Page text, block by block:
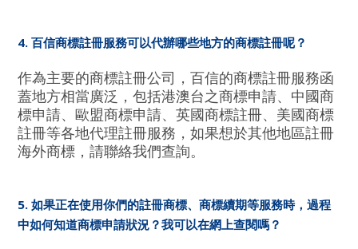
4. 百信商標註冊服務可以代辦哪些地方的商標註冊呢？
作為主要的商標註冊公司，百信的商標註冊服務函
蓋地方相當廣泛，包括港澳台之商標申請、中國商
標申請、歐盟商標申請、英國商標註冊、美國商標
註冊等各地代理註冊服務，如果想於其他地區註冊
海外商標，請聯絡我們查詢。
5. 如果正在使用你們的註冊商標、商標續期等服務時，過程
中如何知道商標申請狀況？我可以在網上查閱嗎？